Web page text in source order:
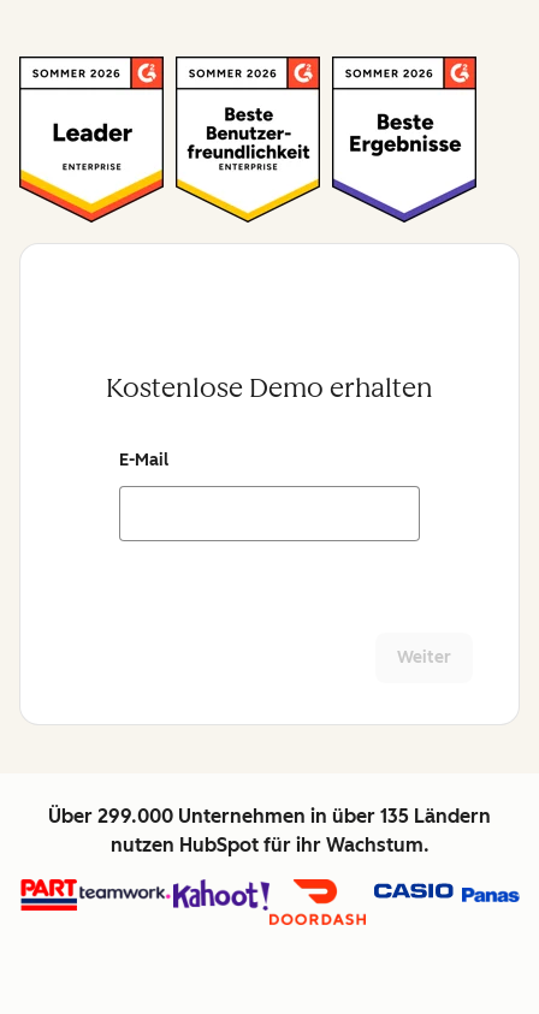
Kostenlose Demo erhalten
E-Mail
Weiter
Über 299.000 Unternehmen in über 135 Ländern
nutzen HubSpot für ihr Wachstum.